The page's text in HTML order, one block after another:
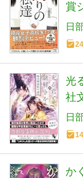
賞
日
光
社
日
か